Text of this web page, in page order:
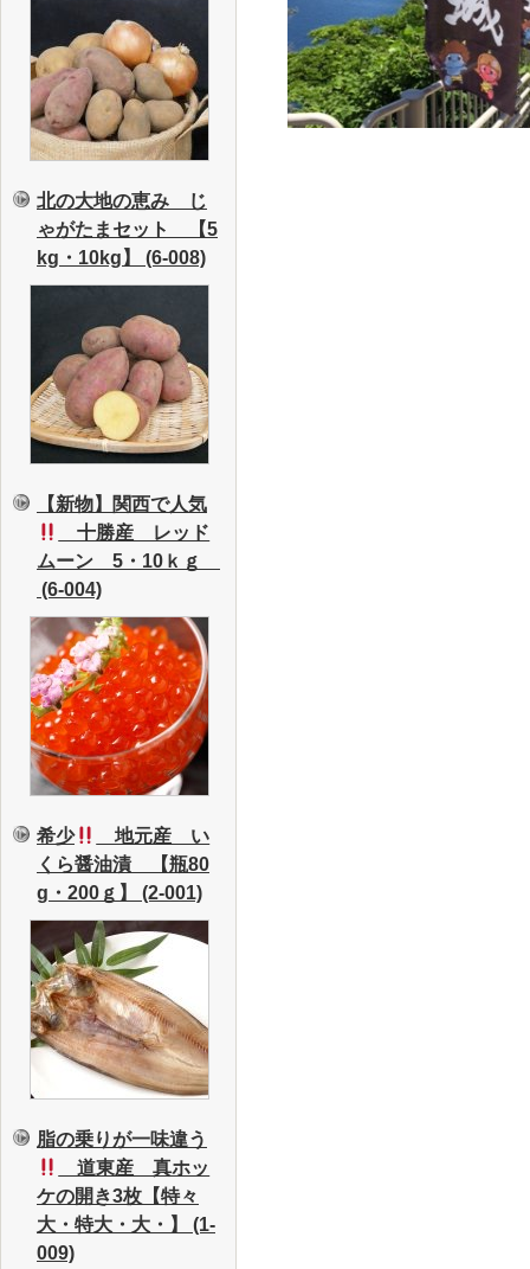
北の大地の恵み じ
ゃがたまセット 【5
kg・10kg】 (6-008)
【新物】関西で人気
十勝産 レッド
ムーン 5・10ｋｇ
(6-004)
希少
地元産 い
くら醤油漬 【瓶80
g・200ｇ】 (2-001)
脂の乗りが一味違う
道東産 真ホッ
ケの開き3枚【特々
大・特大・大・】 (1-
009)